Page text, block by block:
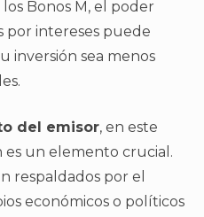
Bonos M, el poder
por intereses puede
inversión sea menos
del emisor, en este
es un elemento crucial.
respaldados por el
económicos o políticos